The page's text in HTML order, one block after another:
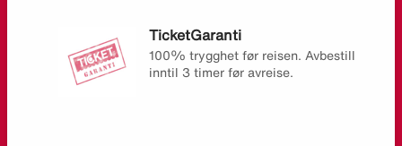
TicketGaranti
100% trygghet før reisen. Avbestill
inntil 3 timer før avreise.